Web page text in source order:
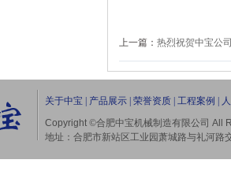
上一篇： 热烈祝贺中宝公
关于中宝 产品展示 荣誉资质 工程案例
Copyright ©合肥中宝机械制造有限公司 All
地址：合肥市新站区工业园萧城路与礼河路